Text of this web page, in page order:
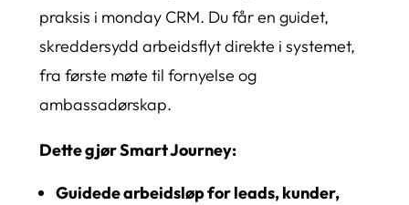
praksis i monday CRM. Du får en guidet,
skreddersydd arbeidsflyt direkte i systemet,
fra første møte til fornyelse og
ambassadørskap.
Dette gjør Smart Journey:
Guidede arbeidsløp for leads, kunder,